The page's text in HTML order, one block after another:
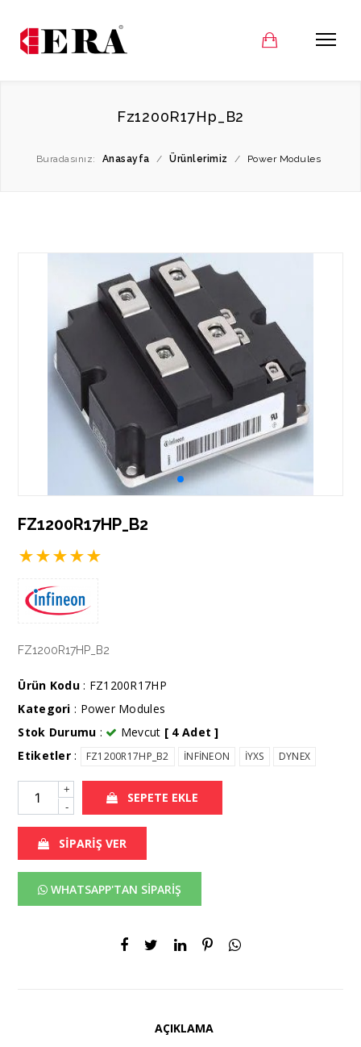
Fz1200R17Hp_B2
Buradasınız: Anasayfa / Ürünlerimiz / Power Modules
FZ1200R17HP_B2
★★★★★
FZ1200R17HP_B2
Ürün Kodu: FZ1200R17HP
Kategori : Power Modules
Stok Durumu : Mevcut [ 4 Adet ]
Etiketler: FZ1200R17HP_B2 İNFİNEON İYXS DYNEX
+
-
SEPETE EKLE
SİPARİŞ VER
WHATSAPP'TAN SİPARİŞ
AÇIKLAMA